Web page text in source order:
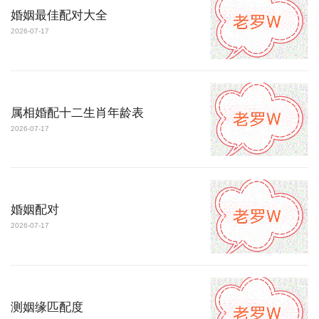
婚姻最佳配对大全
2026-07-17
属相婚配十二生肖年龄表
2026-07-17
婚姻配对
2026-07-17
测姻缘匹配度